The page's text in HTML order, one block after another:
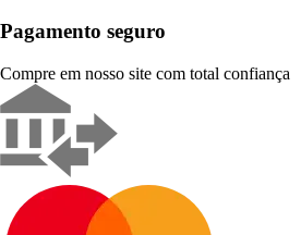
Pagamento seguro
Compre em nosso site com total confiança